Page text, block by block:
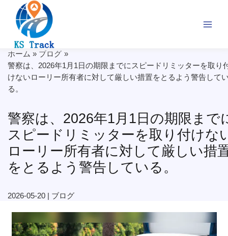
ホーム
ブログ
警察は、2026年1月1日の期限までにスピードリミッターを取り
けないローリー所有者に対して厳しい措置をとるよう警告して
る。
警察は、2026年1月1日の期限まで
スピードリミッターを取り付けな
ローリー所有者に対して厳しい措
をとるよう警告している。
2026-05-20 | ブログ